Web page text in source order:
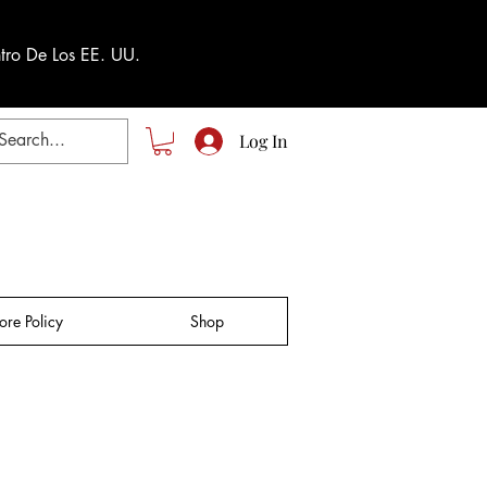
De Los EE. UU.
Log In
Policy Shop